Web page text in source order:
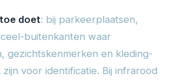
doet: bij parkeerplaatsen,
buitenkanten waar
gezichtskenmerken en kleding-
voor identificatie. Bij infrarood